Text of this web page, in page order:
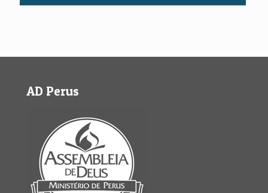
AD Perus